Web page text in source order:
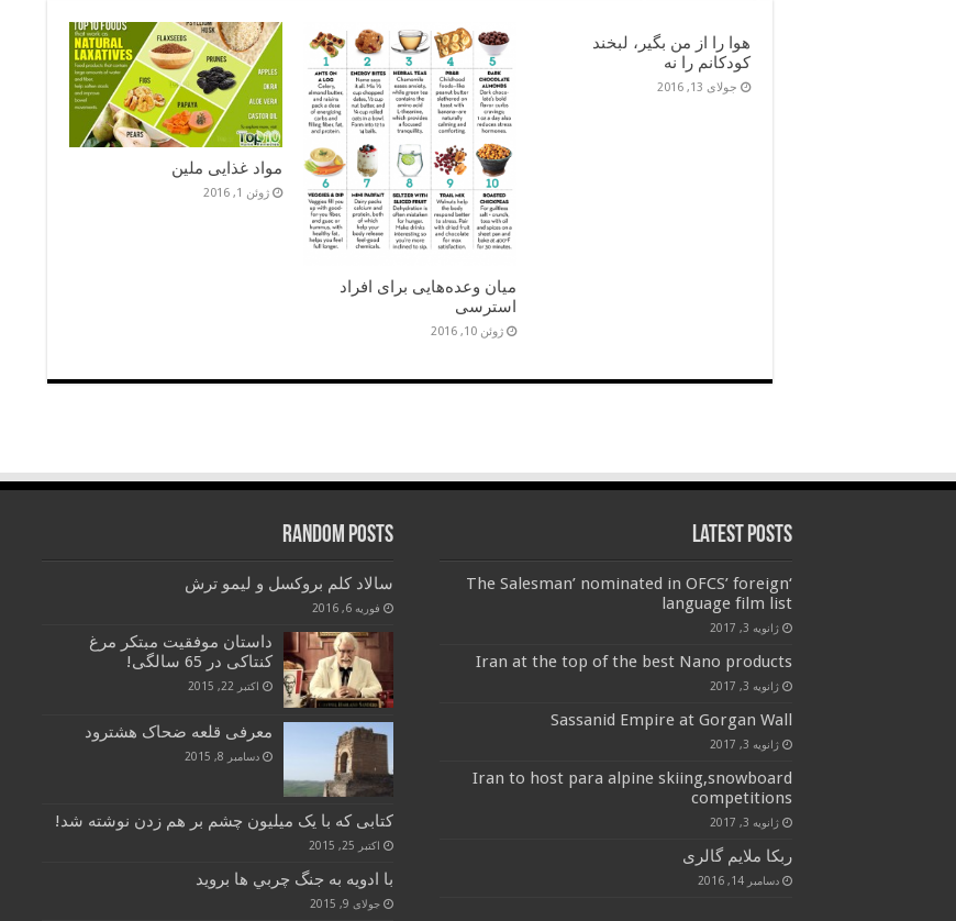
هوا را از من بگیر، لبخند
کودکانم را نه
جولای 13, 2016
میان وعده‌هایی برای افراد
استرسی
ژوئن 10, 2016
مواد غذایی ملین
ژوئن 1, 2016
Latest Posts
‘The Salesman’ nominated in OFCS’ foreign
language film list
ژانویه 3, 2017
Iran at the top of the best Nano products
ژانویه 3, 2017
Sassanid Empire at Gorgan Wall
ژانویه 3, 2017
Iran to host para alpine skiing,snowboard
competitions
ژانویه 3, 2017
ربکا ملایم گالری
دسامبر 14, 2016
Random Posts
سالاد کلم بروکسل و لیمو ترش
فوریه 6, 2016
داستان موفقیت مبتکر مرغ
کنتاکی در 65 سالگی!
اکتبر 22, 2015
معرفی قلعه ضحاک هشترود
دسامبر 8, 2015
کتابی که با یک میلیون چشم بر هم زدن نوشته شد!
اکتبر 25, 2015
با ادويه به جنگ چربي ها برويد
جولای 9, 2015